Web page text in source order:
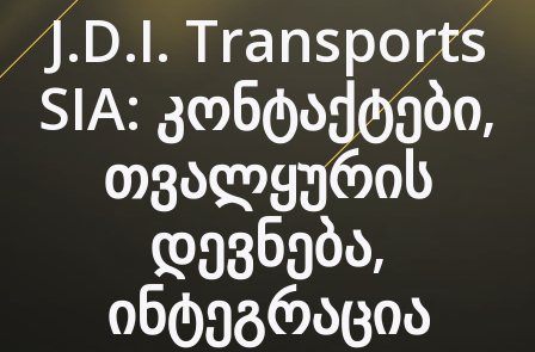
J.D.I. Transports
SIA: კონტაქტები,
თვალყურის
დევნება,
ინტეგრაცია